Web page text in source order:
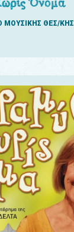
ΜΟΥΣΙΚΗΣ ΘΕΣ/ΚΗΣ